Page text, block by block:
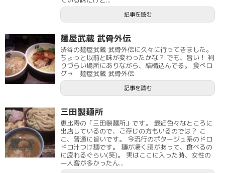
記事を読む
麺屋武蔵 武骨外伝
渋谷の麺屋武蔵 武骨外伝に久々に行ってきました。
ちょっと以前と味が変わったかな？ でも、旨い！ 判
りづらい場所にありながら、結構込んでる。 食べロ
グ→ 麺屋武蔵 武骨外伝
記事を読む
三田製麺所
恵比寿の「三田製麺所」です。 最近色々なところに
出店しているので、ご存じの方もいるのでは？ こ
こ、普通に旨いです。 今流行のポタージュ系のドロ
ドロ汁つけ麺です。 麺が凄く腰があって、食べるの
に疲れるぐらい(笑)。 実はここに入った時、女性の
一人客が多かったん...